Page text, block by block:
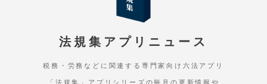
法規集アプリニュース
税務・労務などに関連する専門家向け六法アプリ
「法規集」アプリシリーズの毎月の更新情報や